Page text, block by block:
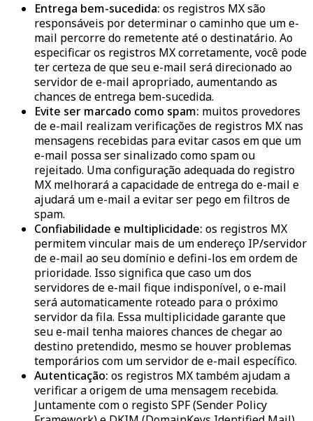
Entrega bem-sucedida: os registros MX são
responsáveis por determinar o caminho que um e-
mail percorre do remetente até o destinatário. Ao
especificar os registros MX corretamente, você pode
ter certeza de que seu e-mail será direcionado ao
servidor de e-mail apropriado, aumentando as
chances de entrega bem-sucedida.
Evite ser marcado como spam: muitos provedores
de e-mail realizam verificações de registros MX nas
mensagens recebidas para evitar casos em que um
e-mail possa ser sinalizado como spam ou
rejeitado. Uma configuração adequada do registro
MX melhorará a capacidade de entrega do e-mail e
ajudará um e-mail a evitar ser pego em filtros de
spam.
Confiabilidade e multiplicidade: os registros MX
permitem vincular mais de um endereço IP/servidor
de e-mail ao seu domínio e defini-los em ordem de
prioridade. Isso significa que caso um dos
servidores de e-mail fique indisponível, o e-mail
será automaticamente roteado para o próximo
servidor da fila. Essa multiplicidade garante que
seu e-mail tenha maiores chances de chegar ao
destino pretendido, mesmo se houver problemas
temporários com um servidor de e-mail específico.
Autenticação: os registros MX também ajudam a
verificar a origem de uma mensagem recebida.
Juntamente com o registo SPF (Sender Policy